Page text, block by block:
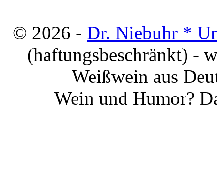
© 2026 - Dr. Niebuhr *
(haftungsbeschränkt) -
Weißwein aus
Wein und Humor?